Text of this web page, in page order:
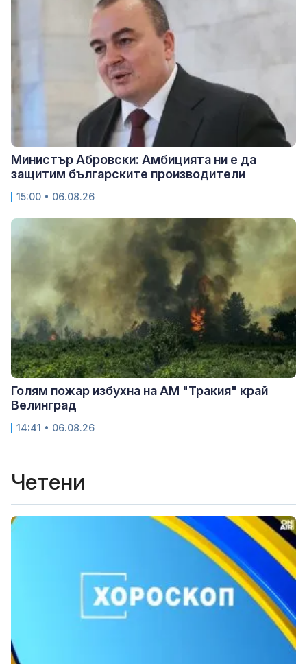
Министър Абровски: Амбицията ни е да
защитим българските производители
15:00 • 06.08.26
Голям пожар избухна на АМ "Тракия" край
Велинград
14:41 • 06.08.26
Четени